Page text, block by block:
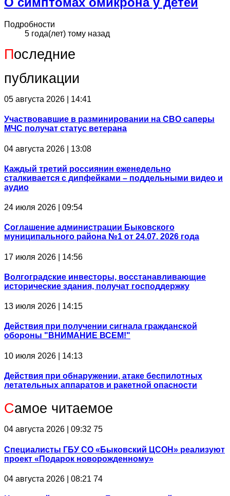
Подробности
5 года(лет) тому назад
Последние
публикации
05 августа 2026 | 14:41
Участвовавшие в разминировании на СВО саперы
МЧС получат статус ветерана
04 августа 2026 | 13:08
Каждый третий россиянин еженедельно
сталкивается с дипфейками – поддельными видео и
аудио
24 июля 2026 | 09:54
Соглашение администрации Быковского
муниципального района №1 от 24.07. 2026 года
17 июля 2026 | 14:56
Волгоградские инвесторы, восстанавливающие
исторические здания, получат господдержку
13 июля 2026 | 14:15
Действия при получении сигнала гражданской
обороны "ВНИМАНИЕ ВСЕМ!"
10 июля 2026 | 14:13
Действия при обнаружении, атаке беспилотных
летательных аппаратов и ракетной опасности
Самое читаемое
04 августа 2026 | 09:32 75
Специалисты ГБУ СО «Быковский ЦСОН» реализуют
проект «Подарок новорожденному»
04 августа 2026 | 08:21 74